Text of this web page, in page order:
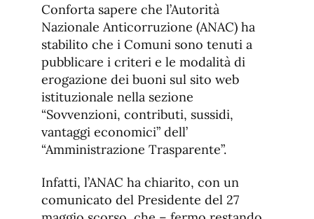
Conforta sapere che l’Autorità
Nazionale Anticorruzione (ANAC) ha
stabilito che i Comuni sono tenuti a
pubblicare i criteri e le modalità di
erogazione dei buoni sul sito web
istituzionale nella sezione
“Sovvenzioni, contributi, sussidi,
vantaggi economici” dell’
“Amministrazione Trasparente”.
Infatti, l’ANAC ha chiarito, con un
comunicato del Presidente del 27